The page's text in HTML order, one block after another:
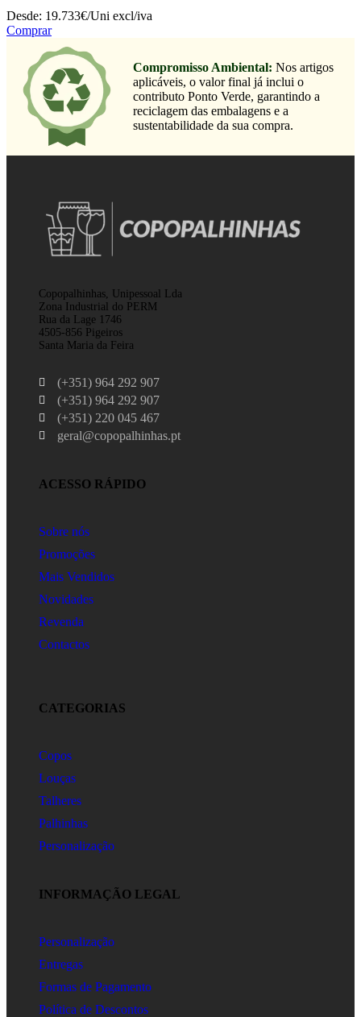
Desde: 19.733€/Uni excl/iva
Comprar
Compromisso Ambiental: Nos artigos
aplicáveis, o valor final já inclui o
contributo Ponto Verde, garantindo a
reciclagem das embalagens e a
sustentabilidade da sua compra.
Copopalhinhas, Unipessoal Lda
Zona Industrial do PERM
Rua da Lage 1746
4505-856 Pigeiros
Santa Maria da Feira
(+351) 964 292 907
(+351) 964 292 907
(+351) 220 045 467
geral@copopalhinhas.pt
ACESSO RÁPIDO
Sobre nós
Promoções
Mais Vendidos
Novidades
Revenda
Contactos
CATEGORIAS
Copos
Louças
Talheres
Palhinhas
Personalização
INFORMAÇÃO LEGAL
Personalização
Entregas
Formas de Pagamento
Política de Descontos